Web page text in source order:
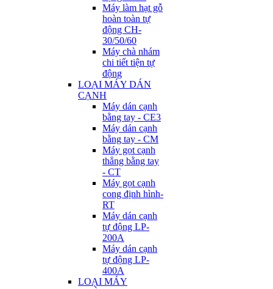
Máy làm hạt gỗ
hoàn toàn tự
động CH-
30/50/60
Máy chà nhám
chi tiết tiện tự
động
LOẠI MÁY DÁN
CẠNH
Máy dán cạnh
bằng tay - CE3
Máy dán cạnh
bằng tay - CM
Máy gọt cạnh
thẳng bằng tay
- CT
Máy gọt cạnh
cong định hình-
RT
Máy dán cạnh
tự động LP-
200A
Máy dán cạnh
tự động LP-
400A
LOẠI MÁY